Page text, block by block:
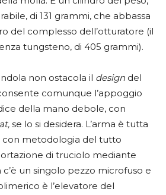
di 131 grammi, che abbassa
del complesso dell’otturatore (il
tungsteno, di 405 grammi).
non ostacola il design del
comunque l’appoggio
della mano debole, con
se lo si desidera. L’arma è tutta
con metodologia del tutto
di truciolo mediante
un singolo pezzo microfuso e
è l’elevatore del